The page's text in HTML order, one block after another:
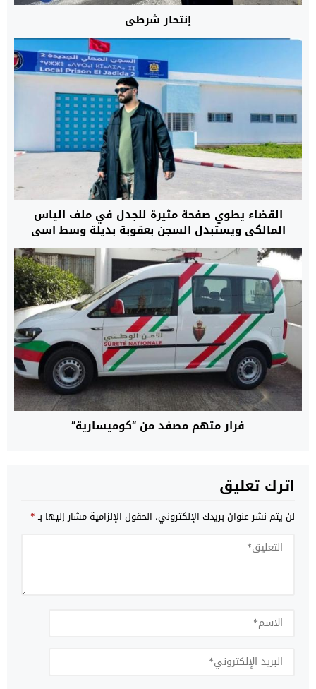
إنتحار شرطي
القضاء يطوي صفحة مثيرة للجدل في ملف الياس
المالكي ويستبدل السجن بعقوبة بديلة وسط اسى
وتساؤلات حول مآل الخطاب الرقمي
فرار متهم مصفد من “كوميسارية”
اترك تعليق
لن يتم نشر عنوان بريدك الإلكتروني. الحقول الإلزامية مشار إليها بـ*